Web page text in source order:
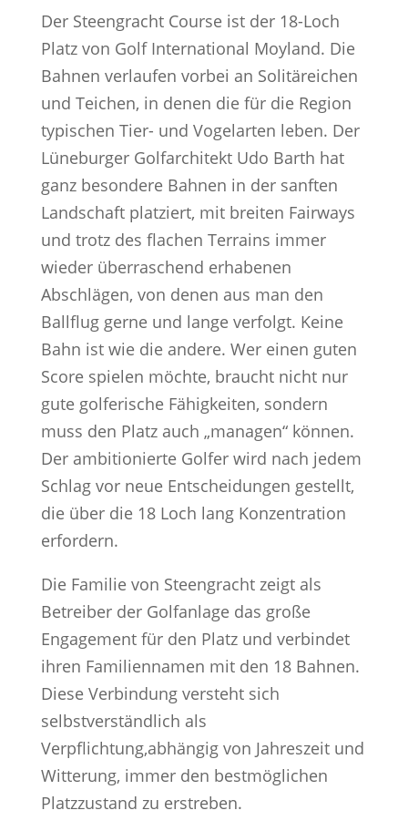
Der Steengracht Course ist der 18-Loch
Platz von Golf International Moyland. Die
Bahnen verlaufen vorbei an Solitäreichen
und Teichen, in denen die für die Region
typischen Tier- und Vogelarten leben. Der
Lüneburger Golfarchitekt Udo Barth hat
ganz besondere Bahnen in der sanften
Landschaft platziert, mit breiten Fairways
und trotz des flachen Terrains immer
wieder überraschend erhabenen
Abschlägen, von denen aus man den
Ballflug gerne und lange verfolgt. Keine
Bahn ist wie die andere. Wer einen guten
Score spielen möchte, braucht nicht nur
gute golferische Fähigkeiten, sondern
muss den Platz auch „managen“ können.
Der ambitionierte Golfer wird nach jedem
Schlag vor neue Entscheidungen gestellt,
die über die 18 Loch lang Konzentration
erfordern.
Die Familie von Steengracht zeigt als
Betreiber der Golfanlage das große
Engagement für den Platz und verbindet
ihren Familiennamen mit den 18 Bahnen.
Diese Verbindung versteht sich
selbstverständlich als
Verpflichtung,abhängig von Jahreszeit und
Witterung, immer den bestmöglichen
Platzzustand zu erstreben.